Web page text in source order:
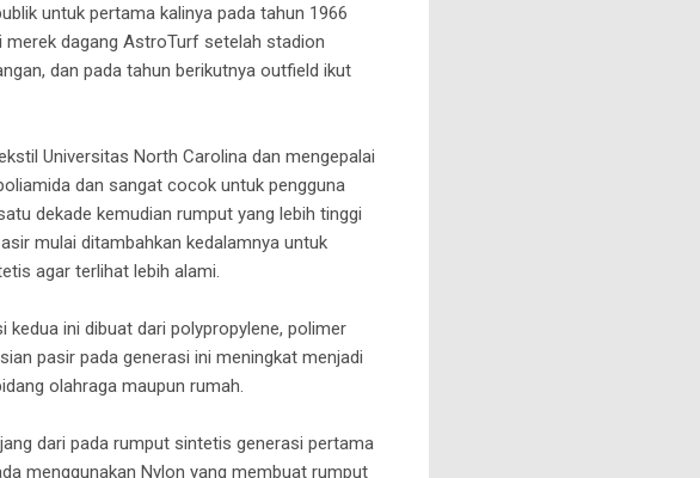
untuk pertama kalinya pada tahun 1966
dagang AstroTurf setelah stadion
dan pada tahun berikutnya outfield ikut
Universitas North Carolina dan mengepalai
dan sangat cocok untuk pengguna
dekade kemudian rumput yang lebih tinggi
mulai ditambahkan kedalamnya untuk
agar terlihat lebih alami.
ini dibuat dari polypropylene, polimer
pasir pada generasi ini meningkat menjadi
olahraga maupun rumah.
dari pada rumput sintetis generasi pertama
menggunakan Nylon yang membuat rumput